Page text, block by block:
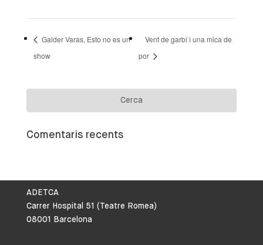
Galder Varas, Esto no es un
show
Vent de garbí i una mica de
por
Comentaris recents
ADETCA
Carrer Hospital 51 (Teatre Romea)
08001 Barcelona